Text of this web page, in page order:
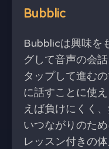
Bubblic
Bubblicは興味を
グして音声の会
タップして進む
に話すことに使
えば負けにくく
いつながりのた
レッスン付きの